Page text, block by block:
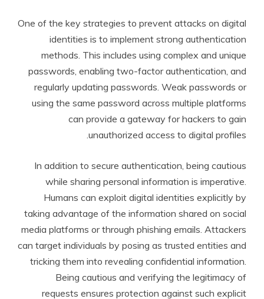
One of the key strategies to prevent attacks on digital
identities is to implement strong authentication
methods. This includes using complex and unique
passwords, enabling two-factor authentication, and
regularly updating passwords. Weak passwords or
using the same password across multiple platforms
can provide a gateway for hackers to gain
unauthorized access to digital profiles.
In addition to secure authentication, being cautious
while sharing personal information is imperative.
Humans can exploit digital identities explicitly by
taking advantage of the information shared on social
media platforms or through phishing emails. Attackers
can target individuals by posing as trusted entities and
tricking them into revealing confidential information.
Being cautious and verifying the legitimacy of
requests ensures protection against such explicit